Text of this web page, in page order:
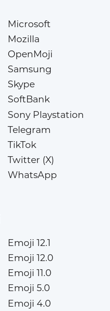
Microsoft
Mozilla
OpenMoji
Samsung
Skype
SoftBank
Sony Playstation
Telegram
TikTok
Twitter (X)
WhatsApp
Emoji 12.1
Emoji 12.0
Emoji 11.0
Emoji 5.0
Emoji 4.0